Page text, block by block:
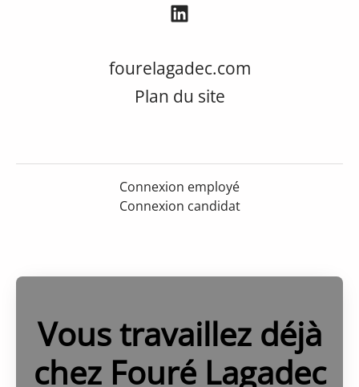
fourelagadec.com
Plan du site
Connexion employé
Connexion candidat
Vous travaillez déjà
chez Fouré Lagadec